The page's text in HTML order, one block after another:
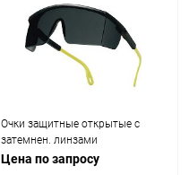
Очки защитные открытые с
затемнен. линзами
KILIMANDJARO Delta Plus
Цена по запросу